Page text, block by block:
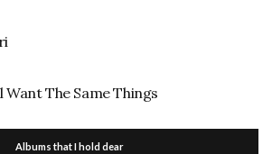
Want The Same Things
Albums that I hold dear